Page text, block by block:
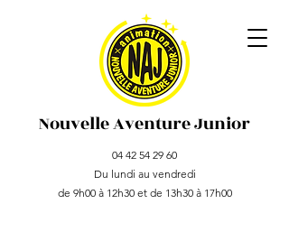
Nouvelle Aventure Junior
04 42 54 29 60
Du lundi au vendredi
de 9h00 à 12h30 et de 13h30 à 17h00